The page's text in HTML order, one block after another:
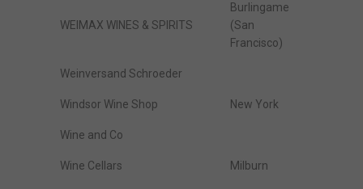
WEIMAX WINES & SPIRITS
Burlingame
(San
Francisco)
Weinversand Schroeder
Windsor Wine Shop New York
Wine and Co
Wine Cellars Milburn